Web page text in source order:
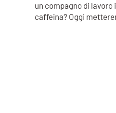
un compagno di
caffeina? Oggi